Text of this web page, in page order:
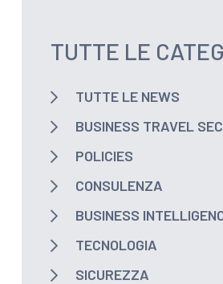
TUTTE LE
TUTTE LE NEWS
BUSINESS TRAVEL
POLICIES
CONSULENZA
BUSINESS
TECNOLOGIA
SICUREZZA